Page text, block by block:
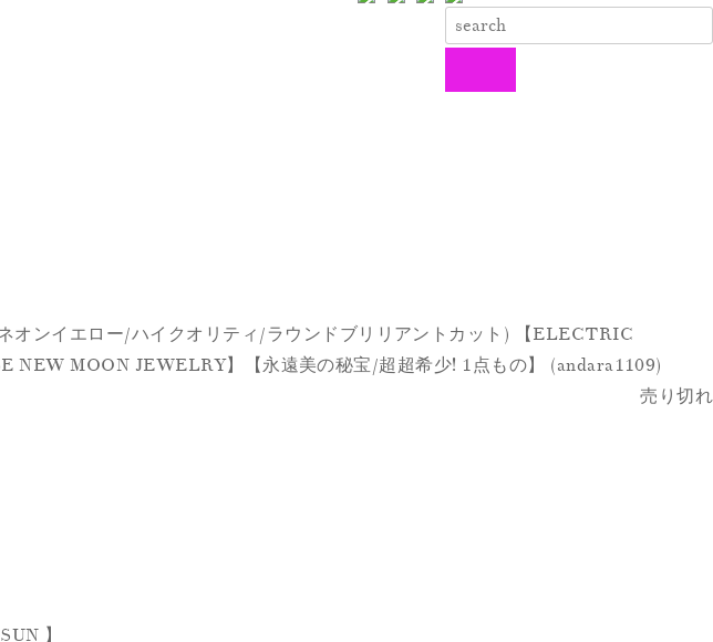
ンイエロー/ハイクオリティ/ラウンドブリリアントカット) 【ELECTRIC
MOON JEWELRY】【永遠美の秘宝/超超希少! 1点もの】 (andara1109)
売り切れ
】